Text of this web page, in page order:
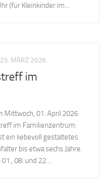
(für Kleinkinder im...
25. MÄRZ 2026
im
Mittwoch, 01. April 2026
im Familienzentrum:
ein liebevoll gestaltetes
bis etwa sechs Jahre.
08. und 22....